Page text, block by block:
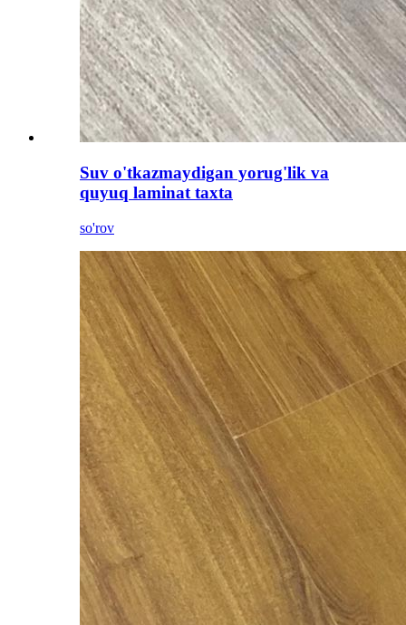
Suv o'tkazmaydigan yorug'lik va
quyuq laminat taxta
so'rov